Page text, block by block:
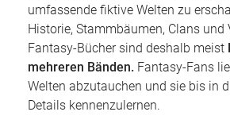
umfassende fiktive Welten zu
Historie, Stammbäumen, Clans und
Fantasy-Bücher sind deshalb meist
mehreren Bänden. Fantasy-Fans
Welten abzutauchen und sie bis in
Details kennenzulernen.